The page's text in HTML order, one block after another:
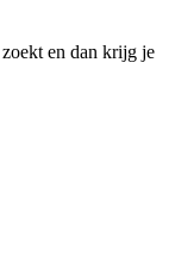
en dan krijg je